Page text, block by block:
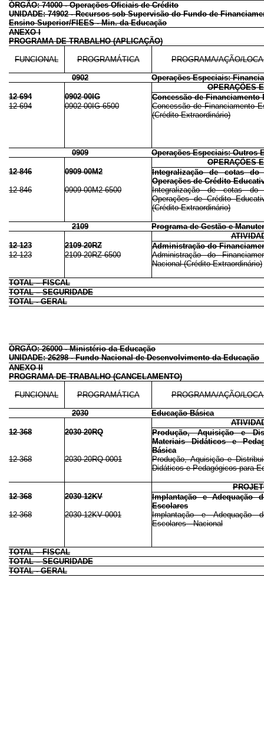
ÓRGÃO: 74000 - Operações Oficiais de Crédito
UNIDADE: 74902 - Recursos sob Supervisão do Fundo de
Ensino Superior/FIEES - Min. da Educação
ANEXO I
PROGRAMA DE TRABALHO (APLICAÇÃO)
FUNCIONAL PROGRAMÁTICA PROGRAMA/AÇÃO/
0902
Operações Especiais:
OPERAÇÕES
12 694
0902 00IG
Concessão de Financiamento
12 694
0902 00IG 6500
Concessão de Financiamento
(Crédito Extraordinário)
0909
Operações Especiais: Outros
OPERAÇÕES
12 846
0909 00M2
Integralização de cotas
Operações de Crédito
12 846
0909 00M2 6500
Integralização de cotas
Operações de Crédito
(Crédito Extraordinário)
2109
Programa de Gestão e
12 123
2109 20RZ
Administração do
12 123
2109 20RZ 6500
Administração do
Nacional (Crédito Extraordinário)
TOTAL – FISCAL
TOTAL – SEGURIDADE
TOTAL - GERAL
ÓRGÃO: 26000 - Ministério da Educação
UNIDADE: 26298 - Fundo Nacional de Desenvolvimento da Educação
ANEXO II
PROGRAMA DE TRABALHO (CANCELAMENTO)
FUNCIONAL PROGRAMÁTICA PROGRAMA/AÇÃO/
2030
Educação Básica
12 368
2030 20RQ
Produção, Aquisição e
Materiais Didáticos e
Básica
12 368
2030 20RQ 0001
Produção, Aquisição e
Didáticos e Pedagógicos para
12 368
2030 12KV
Implantação e Adequação
Escolares
12 368
2030 12KV 0001
Implantação e Adequação
Escolares - Nacional
TOTAL – FISCAL
TOTAL – SEGURIDADE
TOTAL - GERAL